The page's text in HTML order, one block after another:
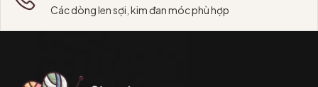
Các dòng len sợi, kim đan móc phù hợp